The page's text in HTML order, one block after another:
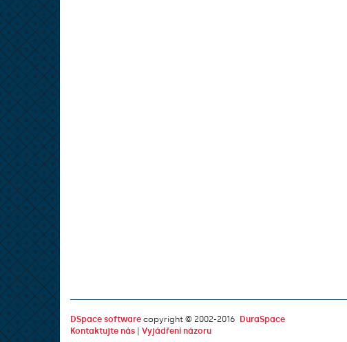
DSpace software copyright © 2002-2016
DuraSpace
Kontaktujte nás
Vyjádření názoru